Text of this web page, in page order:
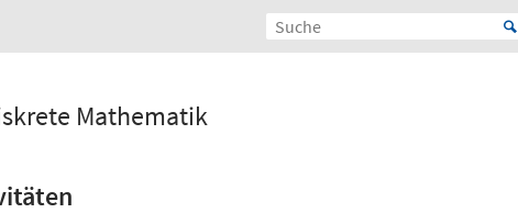
Mathematik